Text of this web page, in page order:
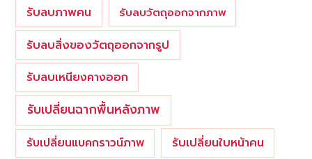
รับลบภาพคน
รับลบวัตถุออกจากภาพ
รับลบสิ่งของวัตถุออกจากรูป
รับลบเหนียงคางออก
รับเปลี่ยนฉากพื้นหลังภาพ
รับเปลี่ยนแบคกราวน์ภาพ รับเปลี่ยนใบหน้าคน